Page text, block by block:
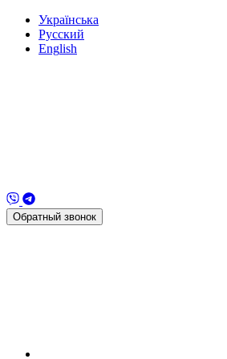
Українська
Русский
English
Обратный звонок